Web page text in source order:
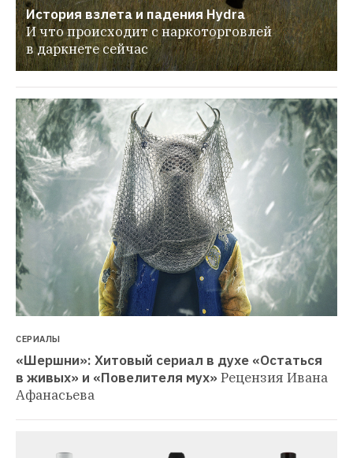
История взлета и падения Hydra
И что происходит с наркоторговлей
в даркнете сейчас
СЕРИАЛЫ
«Шершни»: Хитовый сериал в духе «Остаться
в живых» и «Повелителя мух» Рецензия Ивана
Афанасьева